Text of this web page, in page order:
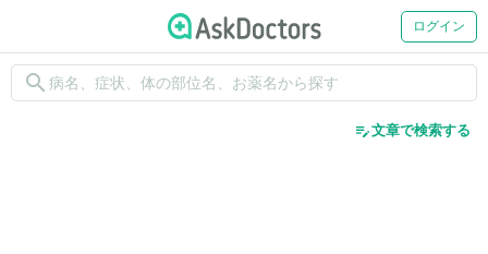
ログイン
search
edit_note文章で検索する